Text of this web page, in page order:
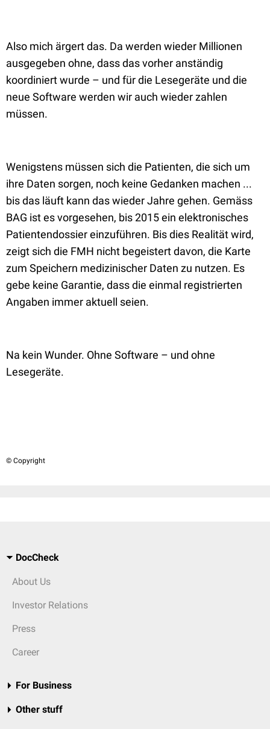
Also mich ärgert das. Da werden wieder Millionen
ausgegeben ohne, dass das vorher anständig
koordiniert wurde – und für die Lesegeräte und die
neue Software werden wir auch wieder zahlen
müssen.
Wenigstens müssen sich die Patienten, die sich um
ihre Daten sorgen, noch keine Gedanken machen ...
bis das läuft kann das wieder Jahre gehen. Gemäss
BAG ist es vorgesehen, bis 2015 ein elektronisches
Patientendossier einzuführen. Bis dies Realität wird,
zeigt sich die FMH nicht begeistert davon, die Karte
zum Speichern medizinischer Daten zu nutzen. Es
gebe keine Garantie, dass die einmal registrierten
Angaben immer aktuell seien.
Na kein Wunder. Ohne Software – und ohne
Lesegeräte.
© Copyright
DocCheck
About Us
Investor Relations
Press
Career
For Business
Other stuff